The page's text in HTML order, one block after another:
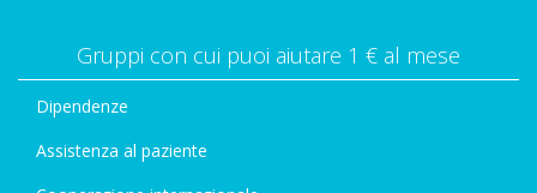
Gruppi con cui puoi aiutare 1 € al mese
Dipendenze
Assistenza al paziente